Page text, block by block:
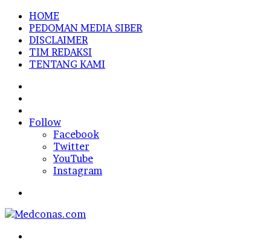
HOME
PEDOMAN MEDIA SIBER
DISCLAIMER
TIM REDAKSI
TENTANG KAMI
In
Follow
Facebook
Twitter
YouTube
Instagram